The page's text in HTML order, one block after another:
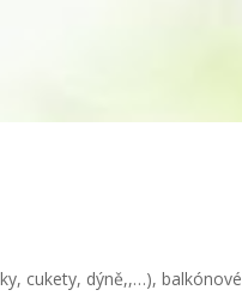
cukety, dýně,,…), balkónové